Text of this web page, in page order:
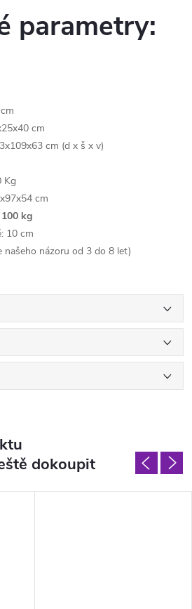
parametry:
cm
cm (d x š x v)
Kg
cm
100 kg
10 cm
našeho názoru od 3 do 8 let)
dokoupit